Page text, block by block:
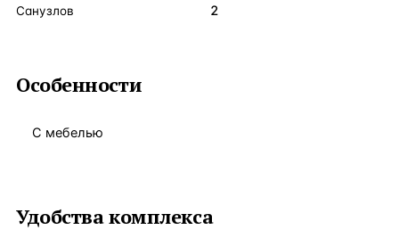
Санузлов 2
Особенности
С мебелью
Удобства комплекса